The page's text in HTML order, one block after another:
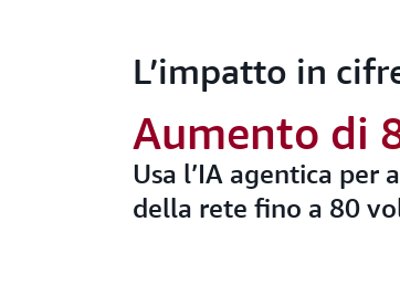
L’impatto in
Usa l’IA agentica per
della rete fino a 80
Aumento di